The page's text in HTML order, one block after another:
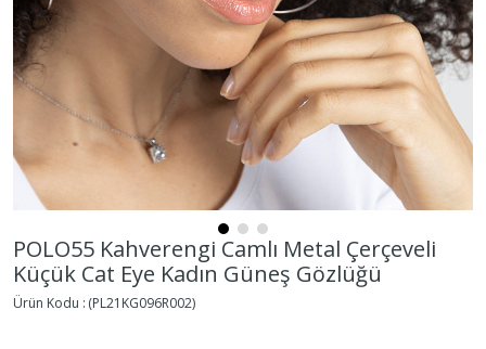
POLO55 Kahverengi Camlı Metal Çerçeveli
Küçük Cat Eye Kadın Güneş Gözlüğü
(PL21KG096R002)